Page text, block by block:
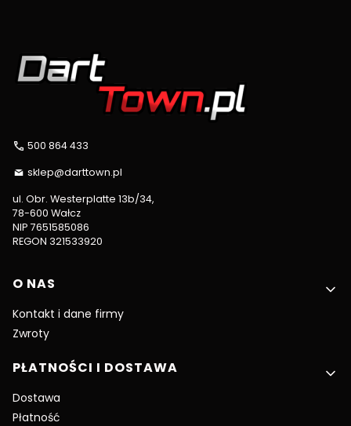
500 864 433
sklep@darttown.pl
ul. Obr. Westerplatte 13b/34,
78-600 Wałcz
NIP 7651585086
REGON 321533920
Linki w stopce
O NAS
Kontakt i dane firmy
Zwroty
PŁATNOŚCI I DOSTAWA
Dostawa
Płatność